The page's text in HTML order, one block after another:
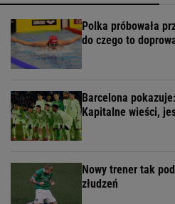
Polka próbowała
do czego to
Barcelona
Kapitalne wieści,
Nowy trener tak
złudzeń